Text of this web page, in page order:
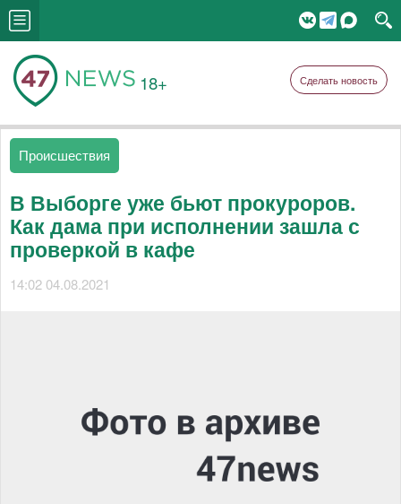
18+ Сделать новость
Происшествия
В Выборге уже бьют прокуроров.
Как дама при исполнении зашла с
проверкой в кафе
14:02 04.08.2021